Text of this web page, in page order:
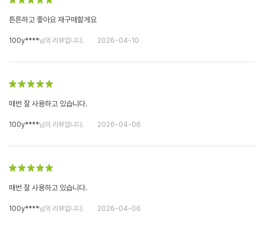
튼튼하고 좋아요 재구매할게요
100y****님의 리뷰입니다. 2026-04-10
매번 잘 사용하고 있습니다.
100y****님의 리뷰입니다. 2026-04-06
매번 잘 사용하고 있습니다.
100y****님의 리뷰입니다. 2026-04-06